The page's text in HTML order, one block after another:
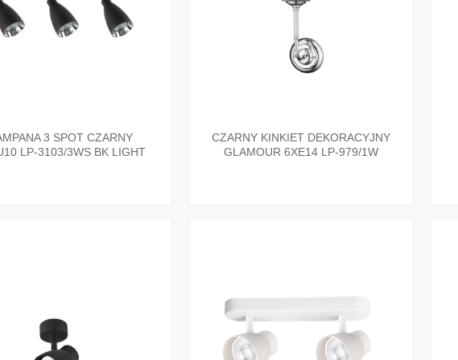
3 SPOT CZARNY
LP-3103/3WS BK LIGHT
CZARNY KINKIET DEKORACYJNY
GLAMOUR 6XE14 LP-979/1W